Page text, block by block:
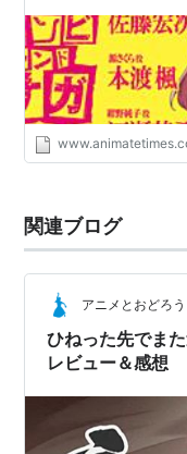
関連ブログ
アニメとおどろう
ひねった先でま
レビュー＆感想